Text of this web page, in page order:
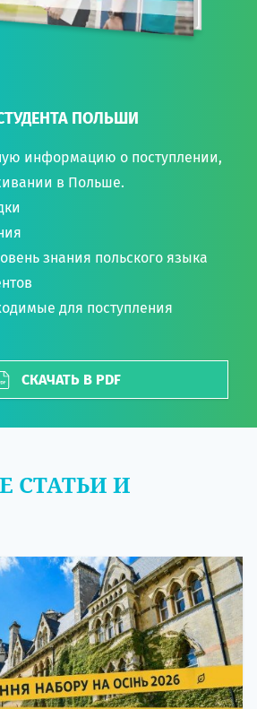
ПОЛЬШИ
информацию о поступлении,
в Польше.
знания польского языка
для поступления
СКАЧАТЬ В PDF
СТАТЬИ И